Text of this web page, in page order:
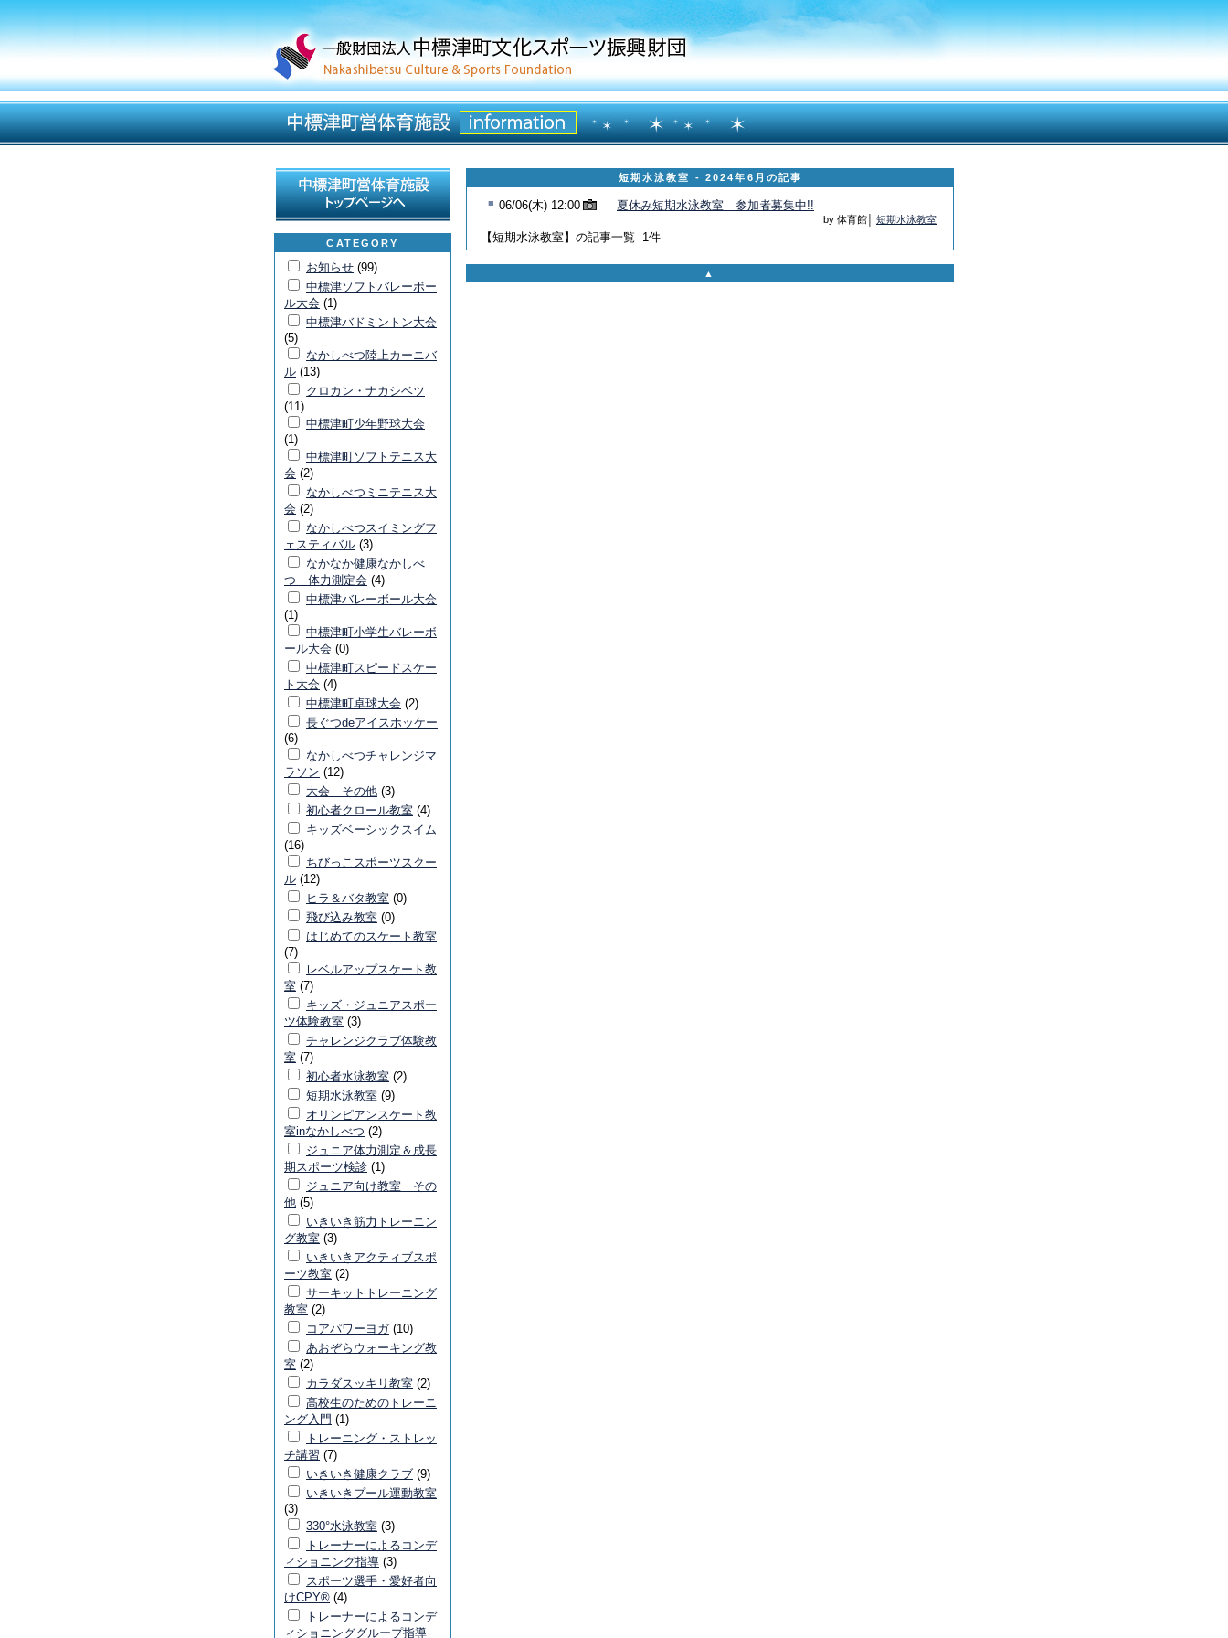
CATEGORY
お知らせ (99)
中標津ソフトバレーボー
ル大会 (1)
中標津バドミントン大会
(5)
なかしべつ陸上カーニバ
ル (13)
クロカン・ナカシベツ
(11)
中標津町少年野球大会
(1)
中標津町ソフトテニス大
会 (2)
なかしべつミニテニス大
会 (2)
なかしべつスイミングフ
ェスティバル (3)
なかなか健康なかしべ
つ 体力測定会 (4)
中標津バレーボール大会
(1)
中標津町小学生バレーボ
ール大会 (0)
中標津町スピードスケー
ト大会 (4)
中標津町卓球大会 (2)
長ぐつdeアイスホッケー
(6)
なかしべつチャレンジマ
ラソン (12)
大会 その他 (3)
初心者クロール教室 (4)
キッズベーシックスイム
(16)
ちびっこスポーツスクー
ル (12)
ヒラ＆バタ教室 (0)
飛び込み教室 (0)
はじめてのスケート教室
(7)
レベルアップスケート教
室 (7)
キッズ・ジュニアスポー
ツ体験教室 (3)
チャレンジクラブ体験教
室 (7)
初心者水泳教室 (2)
短期水泳教室 (9)
オリンピアンスケート教
室inなかしべつ (2)
ジュニア体力測定＆成長
期スポーツ検診 (1)
ジュニア向け教室 その
他 (5)
いきいき筋力トレーニン
グ教室 (3)
いきいきアクティブスポ
ーツ教室 (2)
サーキットトレーニング
教室 (2)
コアパワーヨガ(10)
あおぞらウォーキング教
室 (2)
カラダスッキリ教室 (2)
高校生のためのトレーニ
ング入門 (1)
トレーニング・ストレッ
チ講習 (7)
いきいき健康クラブ (9)
いきいきプール運動教室
(3)
330°水泳教室 (3)
トレーナーによるコンデ
ィショニング指導 (3)
スポーツ選手・愛好者向
けCPY® (4)
トレーナーによるコンデ
ィショニンググループ指導
短期水泳教室 - 2024年6月の記事
■ 06/06(木) 12:00 夏休み短期水泳教室 参加者募集中!!
by 体育館│ 短期水泳教室
【短期水泳教室】の記事一覧 1件
▲